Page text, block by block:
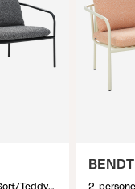
2-personers sofa, Sort/Teddy Ant
BENDT